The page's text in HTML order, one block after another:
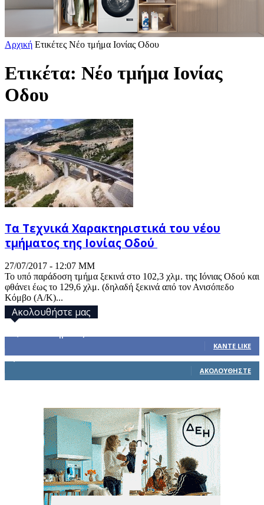
Αρχική Ετικέτες Νέο τμήμα Ιονίας Οδου
Ετικέτα: Νέο τμήμα Ιονίας
Οδου
Τα Τεχνικά Χαρακτηριστικά του νέου
τμήματος της Ιονίας Οδού
27/07/2017 - 12:07 ΜΜ
Το υπό παράδοση τμήμα ξεκινά στο 102,3 χλμ. της Ιόνιας Οδού και
φθάνει έως το 129,6 χλμ. (δηλαδή ξεκινά από τον Ανισόπεδο
Κόμβο (Α/Κ)...
Ακολουθήστε μας
ΚΆΝΤΕ LIKE
ΑΚΟΛΟΥΘΉΣΤΕ